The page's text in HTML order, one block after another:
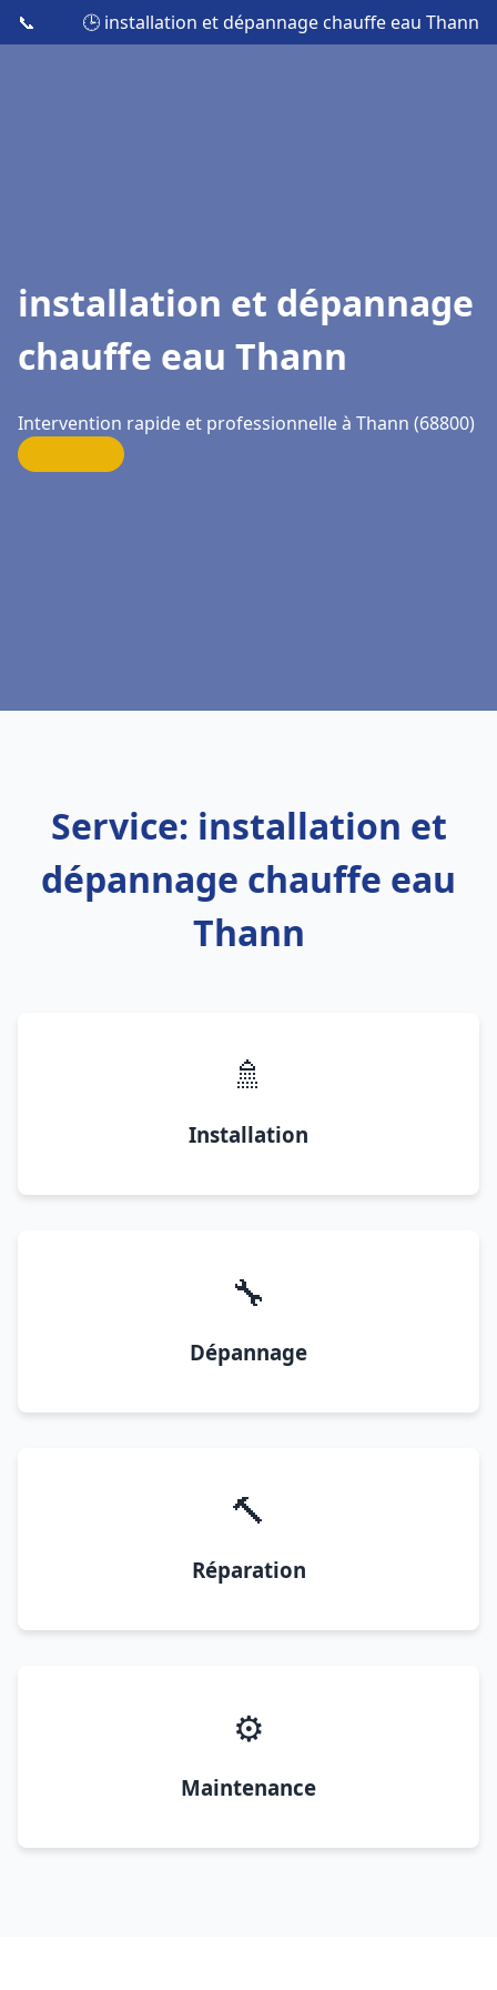
📞 🕒 installation et dépannage chauffe eau Thann
installation et dépannage
chauffe eau Thann
Intervention rapide et professionnelle à Thann (68800)
Service: installation et
dépannage chauffe eau
Thann
🚿
Installation
🔧
Dépannage
🔨
Réparation
⚙️
Maintenance